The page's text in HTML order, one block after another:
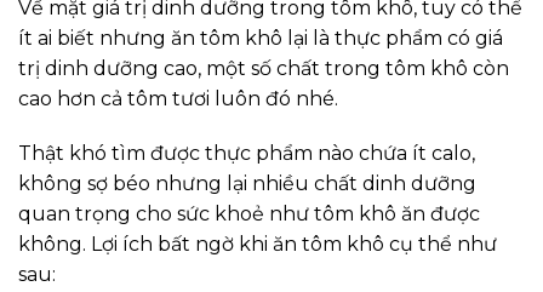
Về mặt giá trị dinh dưỡng trong tôm khô, tuy có thể
ít ai biết nhưng ăn tôm khô lại là thực phẩm có giá
trị dinh dưỡng cao, một số chất trong tôm khô còn
cao hơn cả tôm tươi luôn đó nhé.
Thật khó tìm được thực phẩm nào chứa ít calo,
không sợ béo nhưng lại nhiều chất dinh dưỡng
quan trọng cho sức khoẻ như tôm khô ăn được
không. Lợi ích bất ngờ khi ăn tôm khô cụ thể như
sau: